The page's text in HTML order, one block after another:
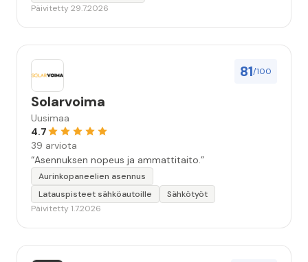
Päivitetty 29.7.2026
81/100
Solarvoima
Uusimaa
4.7
39 arviota
“Asennuksen nopeus ja ammattitaito.”
Aurinkopaneelien asennus
Latauspisteet sähköautoille
Sähkötyöt
Päivitetty 1.7.2026